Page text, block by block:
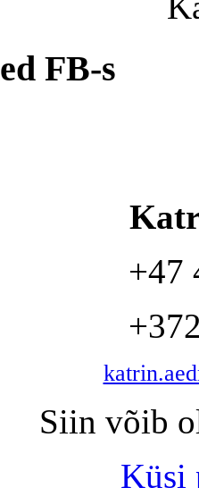
FB-s
+47
Siin võib
Küsi